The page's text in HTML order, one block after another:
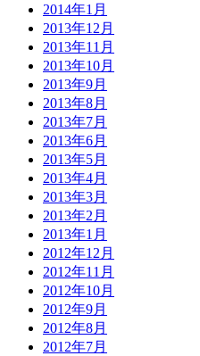
2014年1月
2013年12月
2013年11月
2013年10月
2013年9月
2013年8月
2013年7月
2013年6月
2013年5月
2013年4月
2013年3月
2013年2月
2013年1月
2012年12月
2012年11月
2012年10月
2012年9月
2012年8月
2012年7月